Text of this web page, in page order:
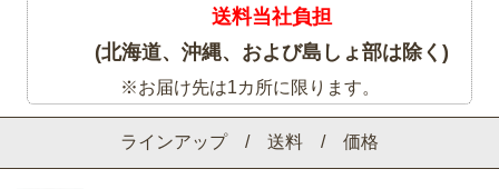
ラインアップ / 送料 / 価格
送料当社負担
(北海道、沖縄、および島しょ部は除く)
※お届け先は1カ所に限ります。